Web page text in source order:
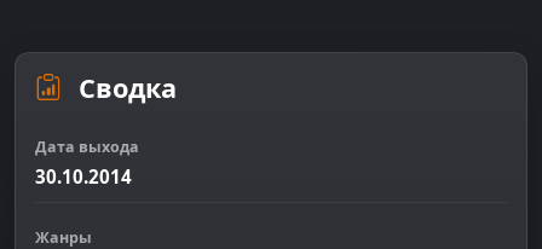
Сводка
Дата выхода
30.10.2014
Жанры